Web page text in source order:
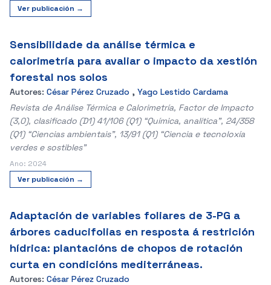
Ver publicación →
Sensibilidade da análise térmica e
calorimetría para avaliar o impacto da xestión
forestal nos solos
Autores: César Pérez Cruzado , Yago Lestido Cardama
Revista de Análise Térmica e Calorimetría, Factor de Impacto
(3,0), clasificado (D1) 41/106 (Q1) “Química, analítica”, 24/358
(Q1) “Ciencias ambientais”, 13/91 (Q1) “Ciencia e tecnoloxía
verdes e sostibles”
Ano: 2024
Ver publicación →
Adaptación de variables foliares de 3-PG a
árbores caducifolias en resposta á restrición
hídrica: plantacións de chopos de rotación
curta en condicións mediterráneas.
Autores: César Pérez Cruzado